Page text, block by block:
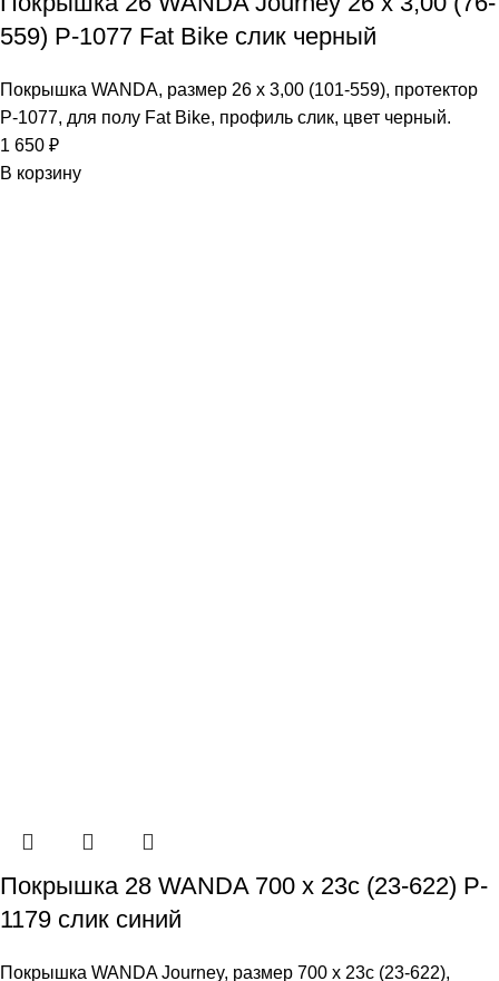
559) P-1077 Fat Bike слик черный
Покрышка WANDA, размер 26 x 3,00 (101-559), протектор
P-1077, для полу Fat Bike, профиль слик, цвет черный.
1 650 ₽
В корзину
Покрышка 28 WANDA 700 x 23c (23-622) P-
1179 слик синий
Покрышка WANDA Journey, размер 700 х 23c (23-622),